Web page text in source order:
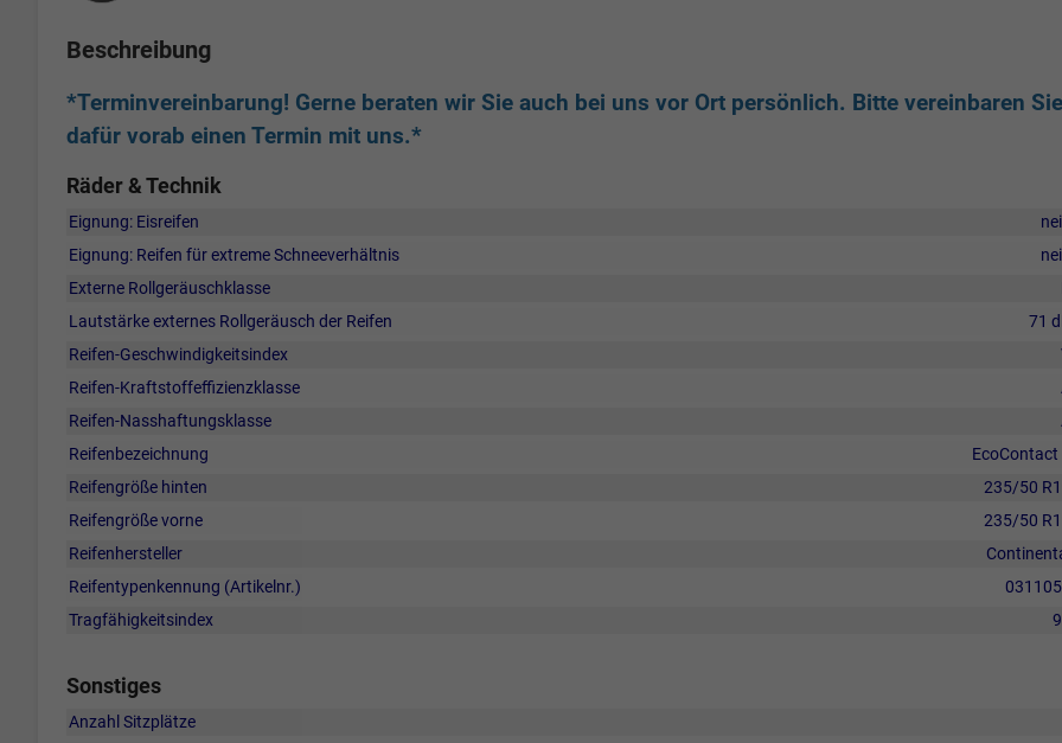
Beschreibung
*Terminvereinbarung! Gerne beraten wir Sie auch bei uns vor Ort persönlich. Bitte vereinbaren Sie
dafür vorab einen Termin mit uns.*
Räder & Technik
Eignung: Eisreifen
Eignung: Reifen für extreme Schneeverhältnis
Externe Rollgeräuschklasse
Lautstärke externes Rollgeräusch der Reifen
71
Reifen-Geschwindigkeitsindex
Reifen-Kraftstoffeffizienzklasse
Reifen-Nasshaftungsklasse
Reifenbezeichnung
EcoContact
Reifengröße hinten
235/50
Reifengröße vorne
235/50
Reifenhersteller
Reifentypenkennung (Artikelnr.)
Tragfähigkeitsindex
Sonstiges
Anzahl Sitzplätze